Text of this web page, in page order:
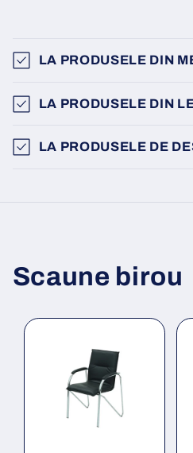
LA PRODUSELE DIN
LA PRODUSELE DIN
LA PRODUSELE DE
Scaune birou